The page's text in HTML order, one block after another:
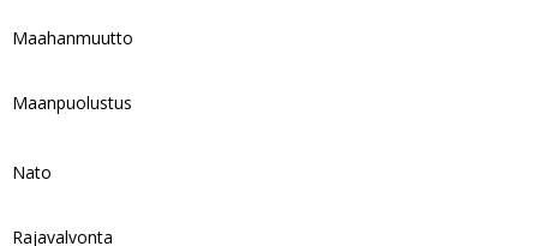
Maahanmuutto
Maanpuolustus
Nato
Rajavalvonta